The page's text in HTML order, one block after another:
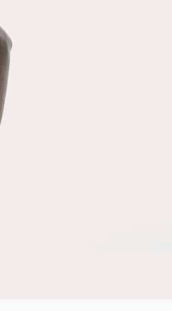
recettes de qualité...